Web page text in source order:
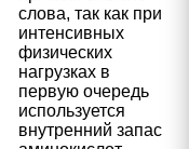
слова, так как при
интенсивных
физических
нагрузках в
первую очередь
используется
внутренний запас